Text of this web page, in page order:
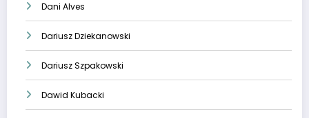
Dani Alves
Dariusz Dziekanowski
Dariusz Szpakowski
Dawid Kubacki